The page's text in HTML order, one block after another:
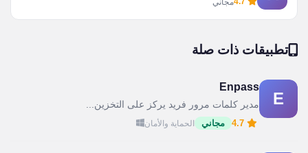
تطبيقات ذات صلة
E
Enpass
مدير كلمات مرور فريد يركز على التخزين...
مجاني الحماية والأمان